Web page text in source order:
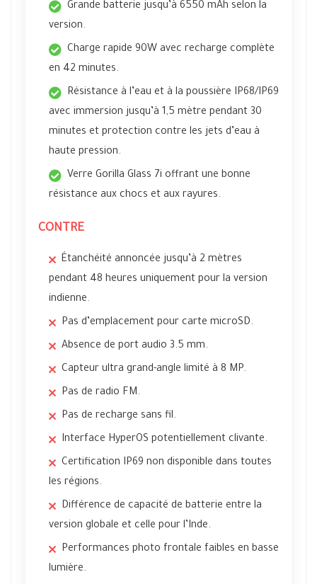
Grande batterie jusqu’à 6550 mAh selon la
version.
Charge rapide 90W avec recharge complète
en 42 minutes.
Résistance à l’eau et à la poussière IP68/IP69
avec immersion jusqu’à 1,5 mètre pendant 30
minutes et protection contre les jets d’eau à
haute pression.
Verre Gorilla Glass 7i offrant une bonne
résistance aux chocs et aux rayures.
CONTRE
Étanchéité annoncée jusqu’à 2 mètres
pendant 48 heures uniquement pour la version
indienne.
Pas d’emplacement pour carte microSD.
Absence de port audio 3.5 mm.
Capteur ultra grand-angle limité à 8 MP.
Pas de radio FM.
Pas de recharge sans fil.
Interface HyperOS potentiellement clivante.
Certification IP69 non disponible dans toutes
les régions.
Différence de capacité de batterie entre la
version globale et celle pour l’Inde.
Performances photo frontale faibles en basse
lumière.